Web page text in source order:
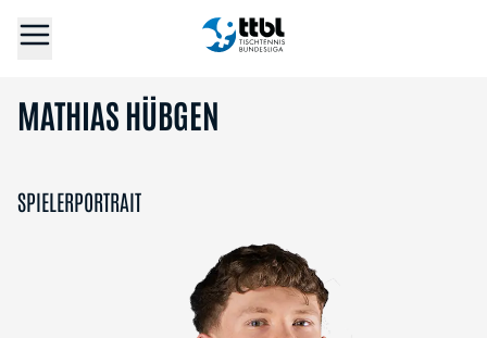
MATHIAS HÜBGEN
SPIELERPORTRAIT